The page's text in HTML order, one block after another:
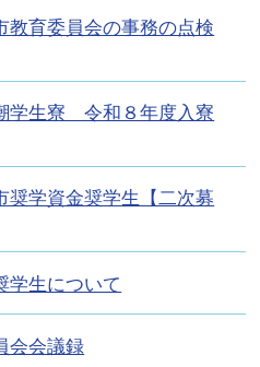
教育委員会の事務の点検
学生寮 令和８年度入寮
奨学資金奨学生【二次募
学生について
会会議録